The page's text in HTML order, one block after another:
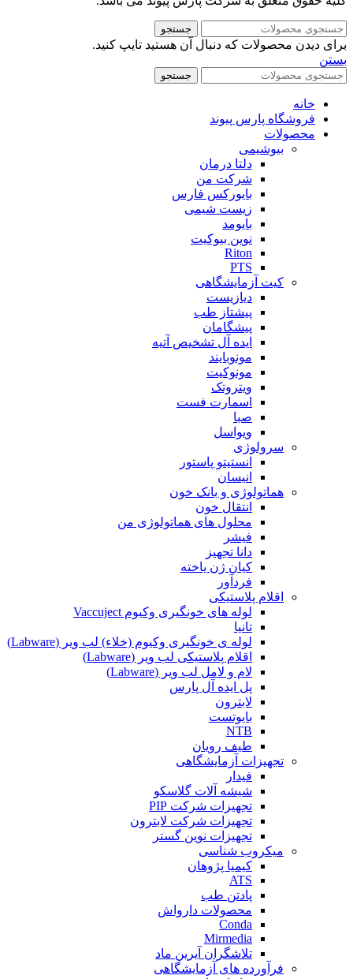
جستجو
برای دیدن محصولات که دنبال آن هستید تایپ کنید.
بستن
جستجو
خانه
فروشگاه پارس پیوند
محصولات
بیوشیمی
دلتا درمان
شرکت من
بایورکس فارس
زیست شیمی
بایومد
نوین بیوکیت
Riton
PTS
کیت آزمایشگاهی
دیازیست
پیشتاز طب
پیشگامان
ایده آل تشخیص آتیه
مونوبایند
مونوکیت
ویتروتک
اسمارت فست
صبا
ویواسل
سرولوژی
انستیتو پاستور
انیسان
هماتولوژی و بانک خون
انتقال خون
محلول های هماتولوژی من
فیشر
دانا تجهیز
کیان ژن یاخته
فردآور
اقلام پلاستیکی
لوله های خونگیری وکیوم Vaccuject
تانیا
لوله ی خونگیری وکیوم (خلاء) لب ویر (Labware)
اقلام پلاستیکی لب ویر (Labware)
لام و لامل لب ویر (Labware)
پل ایده آل پارس
لابترون
بایوتست
NTB
طیف رویان
تجهیزات آزمایشگاهی
فیدار
شیشه آلات گلاسکو
تجهیزات شرکت PIP
تجهیزات شرکت لابترون
تجهیزات نوین گستر
میکروب شناسی
کیمیا پژوهان
ATS
پادتن طب
محصولات دارواش
Conda
Mirmedia
تلاشگران آیرین ماد
فرآورده های آزمایشگاهی